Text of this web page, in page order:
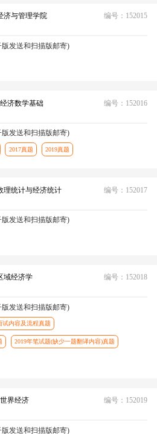
济与管理学院 编号：152015
发送和扫描版邮寄)
济数学基础 编号：152016
发送和扫描版邮寄)
2017真题 2019真题
理统计与经济统计 编号：152017
发送和扫描版邮寄)
域经济学 编号：152018
发送和扫描版邮寄)
试内容及流程真题
2019年笔试题(缺少一题翻译内容)真题
世界经济 编号：152019
发送和扫描版邮寄)